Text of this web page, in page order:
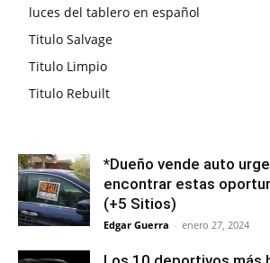
luces del tablero en español
Titulo Salvage
Titulo Limpio
Titulo Rebuilt
*Dueño vende auto
encontrar estas
(+5 Sitios)
Edgar Guerra - enero 27, 2024